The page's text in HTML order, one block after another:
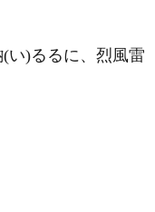
(い)るるに、烈風雷